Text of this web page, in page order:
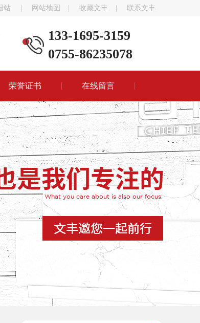
站 网站地图 收藏文丰 联系文丰
133-1695-3159
0755-86235078
荣誉证书 在线留言